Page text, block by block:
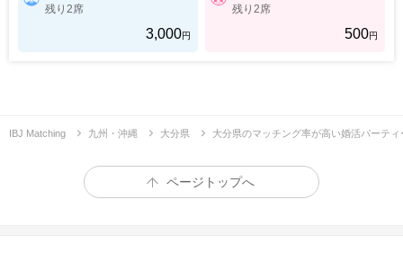
残り2席
3,000円
残り2席
500円
IBJ Matching 九州・沖縄 大分県 大分県のマッチング率が高い婚活パーティ
ページトップへ